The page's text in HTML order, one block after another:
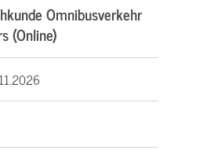
Omnibusverkehr
(Online)